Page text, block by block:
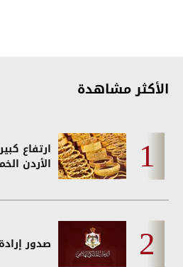
الأكثر مشاهدة
ارتفاع
الأردن
صدور